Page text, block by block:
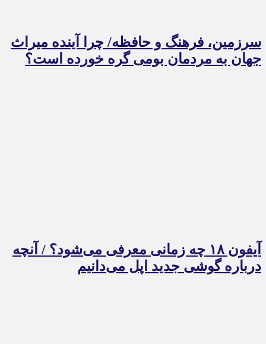
سرزمین، فرهنگ و حافظه/ چرا آینده میراث
جهان به مردمان بومی گره خورده است؟
آیفون ۱۸ چه زمانی معرفی می‌شود؟ / آنچه
درباره گوشی جدید اپل می‌دانیم